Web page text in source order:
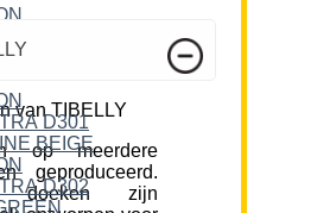
van TIBELLY
op meerdere
geproduceerd.
doeken zijn